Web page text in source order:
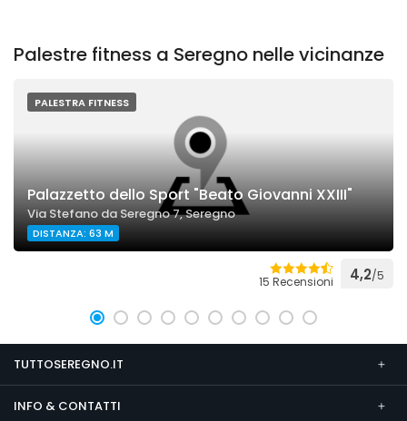
Palestre fitness a Seregno nelle vicinanze
PALESTRA FITNESS
Palazzetto dello Sport "Beato Giovanni XXIII"
Via Stefano da Seregno 7, Seregno
DISTANZA: 63 M
15 Recensioni 4,2/5
TUTTOSEREGNO.IT
INFO & CONTATTI